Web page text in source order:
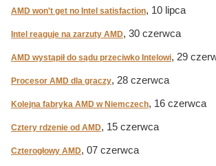
AMD won't get no Intel satisfaction, 10 lipca
Intel reaguje na zarzuty AMD, 30 czerwca
AMD wystąpił do sądu przeciwko Intelowi, 29
Procesor AMD dla graczy, 28 czerwca
Kolejna fabryka AMD w Niemczech, 16 czerwca
Cztery rdzenie od AMD, 15 czerwca
Czterogłowy AMD, 07 czerwca